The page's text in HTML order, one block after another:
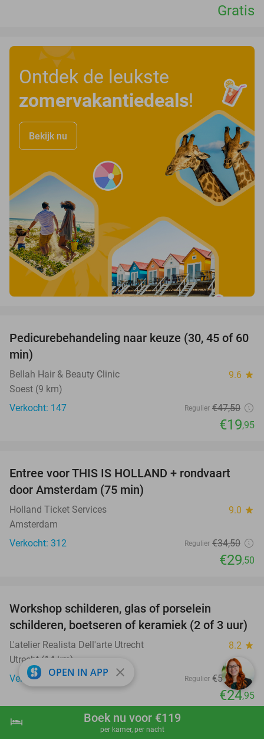
shopping_cart Boek nu
hotel Boek nu voor €119
per kamer, per nacht
Gratis
Ontdek de leukste
zomervakantiedeals!
Bekijk nu
58%
Pedicurebehandeling naar keuze (30, 45 of 60
min)
Bellah Hair & Beauty Clinic 9.6 star
Soest (9 km)
Verkocht: 147
Regulier €47,50
€19,95
14%
Entree voor THIS IS HOLLAND + rondvaart
door Amsterdam (75 min)
Holland Ticket Services 9.0 star
Amsterdam
Verkocht: 312
Regulier €34,50
€29,50
Workshop schilderen, glas of porselein
schilderen, boetseren of keramiek (2 of 3 uur)
L'atelier Realista Dell'arte Utrecht 8.2 star
Utrecht (14 km)
Verkocht: 508
Regulier €54,50
€24,95
OPEN IN APP close